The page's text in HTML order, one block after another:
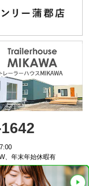
、年末年始休暇有